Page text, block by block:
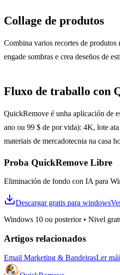
Collage de produtos
Combina varios recortes de produtos
engade sombras e crea deseños de
Fluxo de traballo con
QuickRemove é unha aplicación de
ano ou 99 $ de por vida): 4K, lote
materiais de mercadotecnia na casa
Proba QuickRemove Libre
Eliminación de fondo con IA para
Descargar gratis para windows
Windows 10 ou posterior• Nivel
Artigos relacionados
Email Marketing & BandeirasLer